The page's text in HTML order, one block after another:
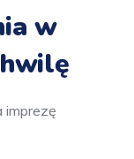
w
imprezę